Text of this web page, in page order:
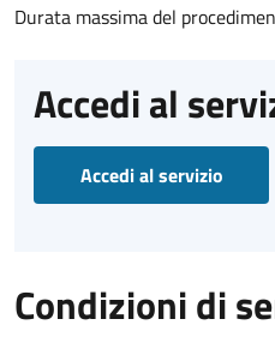
Durata massima del
Accedi al
Accedi al servizio
Condizioni di